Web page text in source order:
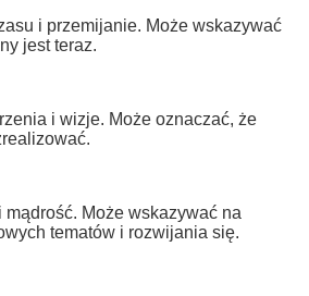
i przemijanie. Może wskazywać
jest teraz.
i wizje. Może oznaczać, że
Może wskazywać na
tematów i rozwijania się.